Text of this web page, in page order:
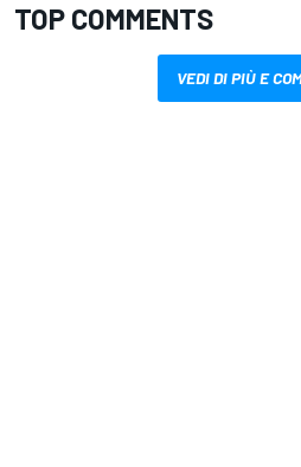
TOP COMMENTS
VEDI DI PIÙ E